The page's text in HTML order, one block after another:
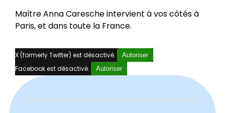
Maître Anna Caresche intervient à vos côtés à
Paris, et dans toute la France.
X (formerly Twitter) est désactivé. Autoriser
Facebook est désactivé. Autoriser